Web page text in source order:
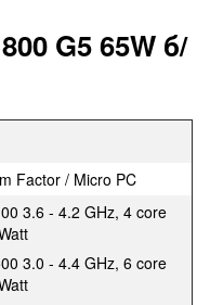
G5 65W б/
Factor / Micro PC
3.6 - 4.2 GHz, 4 core
3.0 - 4.4 GHz, 6 core